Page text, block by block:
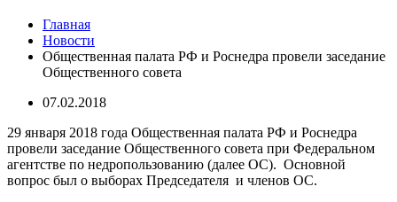
Главная
Новости
Общественная палата РФ и Роснедра провели заседание
Общественного совета
07.02.2018
29 января 2018 года Общественная палата РФ и Роснедра
провели заседание Общественного совета при Федеральном
агентстве по недропользованию (далее ОС). Основной
вопрос был о выборах Председателя и членов ОС.